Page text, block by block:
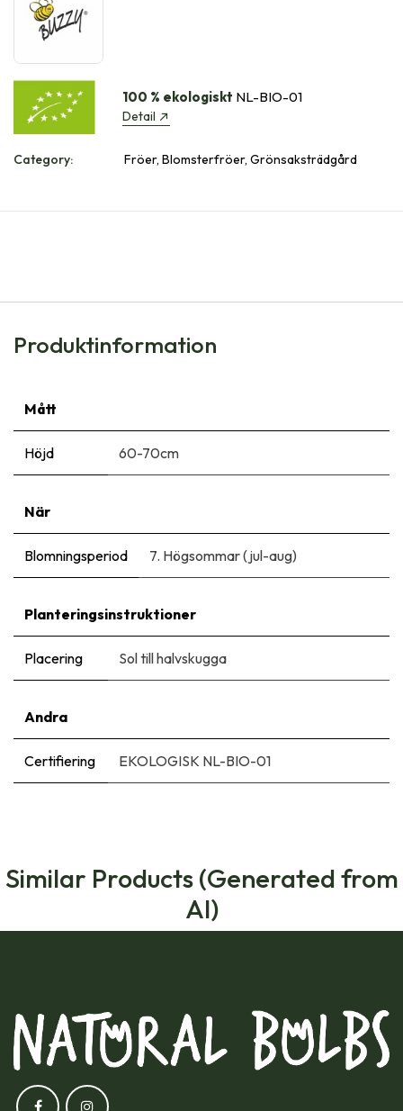
100 % ekologiskt NL-BIO-01
Detail
Category: Fröer, Blomsterfröer, Grönsaksträdgård
Produktinformation
Mått
Höjd 60-70cm
När
Blomningsperiod 7. Högsommar (jul-aug)
Planteringsinstruktioner
Placering Sol till halvskugga
Andra
Certifiering EKOLOGISK NL-BIO-01
Similar Products (Generated from
AI)